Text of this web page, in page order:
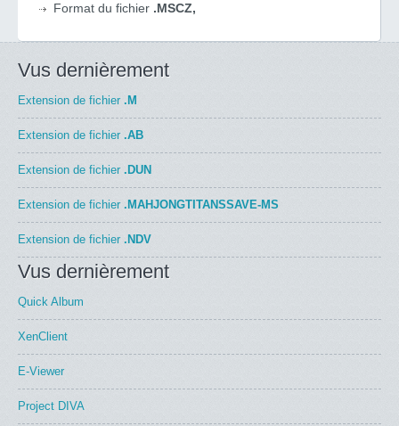
Format du fichier .MSCZ,
Vus dernièrement
Extension de fichier .M
Extension de fichier .AB
Extension de fichier .DUN
Extension de fichier .MAHJONGTITANSSAVE-MS
Extension de fichier .NDV
Vus dernièrement
Quick Album
XenClient
E-Viewer
Project DIVA